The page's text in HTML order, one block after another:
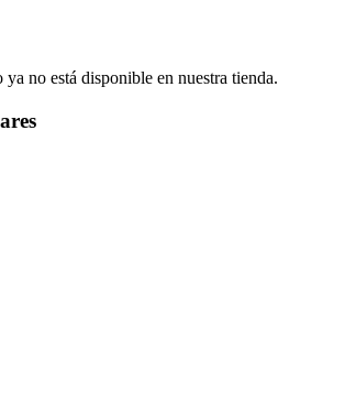
no está disponible en nuestra tienda.